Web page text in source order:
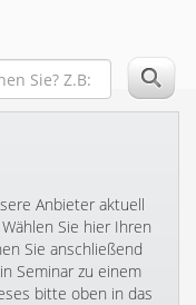
Anbieter aktuell
Sie hier Ihren
Sie anschließend
Seminar zu einem
bitte oben in das